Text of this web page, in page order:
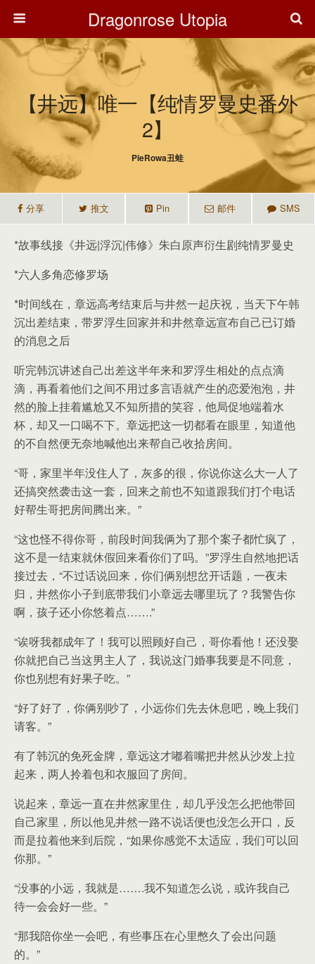
Dragonrose Utopia
【井远】唯一【纯情罗曼史番外
2】
PieRowa丑蛙
分享 推文 Pin 邮件 SMS
*故事线接《井远|浮沉|伟修》朱白原声衍生剧纯情罗曼史
*六人多角恋修罗场
*时间线在，章远高考结束后与井然一起庆祝，当天下午韩
沉出差结束，带罗浮生回家并和井然章远宣布自己已订婚
的消息之后
听完韩沉讲述自己出差这半年来和罗浮生相处的点点滴
滴，再看着他们之间不用过多言语就产生的恋爱泡泡，井
然的脸上挂着尴尬又不知所措的笑容，他局促地端着水
杯，却又一口喝不下。章远把这一切都看在眼里，知道他
的不自然便无奈地喊他出来帮自己收拾房间。
“哥，家里半年没住人了，灰多的很，你说你这么大一人了
还搞突然袭击这一套，回来之前也不知道跟我们打个电话
好帮生哥把房间腾出来。”
“这也怪不得你哥，前段时间我俩为了那个案子都忙疯了，
这不是一结束就休假回来看你们了吗。”罗浮生自然地把话
接过去，“不过话说回来，你们俩别想岔开话题，一夜未
归，井然你小子到底带我们小章远去哪里玩了？我警告你
啊，孩子还小你悠着点…….”
“诶呀我都成年了！我可以照顾好自己，哥你看他！还没娶
你就把自己当这男主人了，我说这门婚事我要是不同意，
你也别想有好果子吃。”
“好了好了，你俩别吵了，小远你们先去休息吧，晚上我们
请客。”
有了韩沉的免死金牌，章远这才嘟着嘴把井然从沙发上拉
起来，两人拎着包和衣服回了房间。
说起来，章远一直在井然家里住，却几乎没怎么把他带回
自己家里，所以他见井然一路不说话便也没怎么开口，反
而是拉着他来到后院，“如果你感觉不太适应，我们可以回
你那。”
“没事的小远，我就是…….我不知道怎么说，或许我自己
待一会会好一些。”
“那我陪你坐一会吧，有些事压在心里憋久了会出问题
的。”